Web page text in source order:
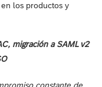
los productos y
migración a SAML v2